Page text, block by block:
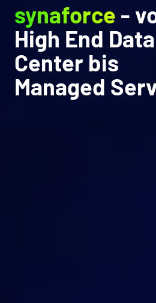
synaforce -
High End Data
Center bis
Managed